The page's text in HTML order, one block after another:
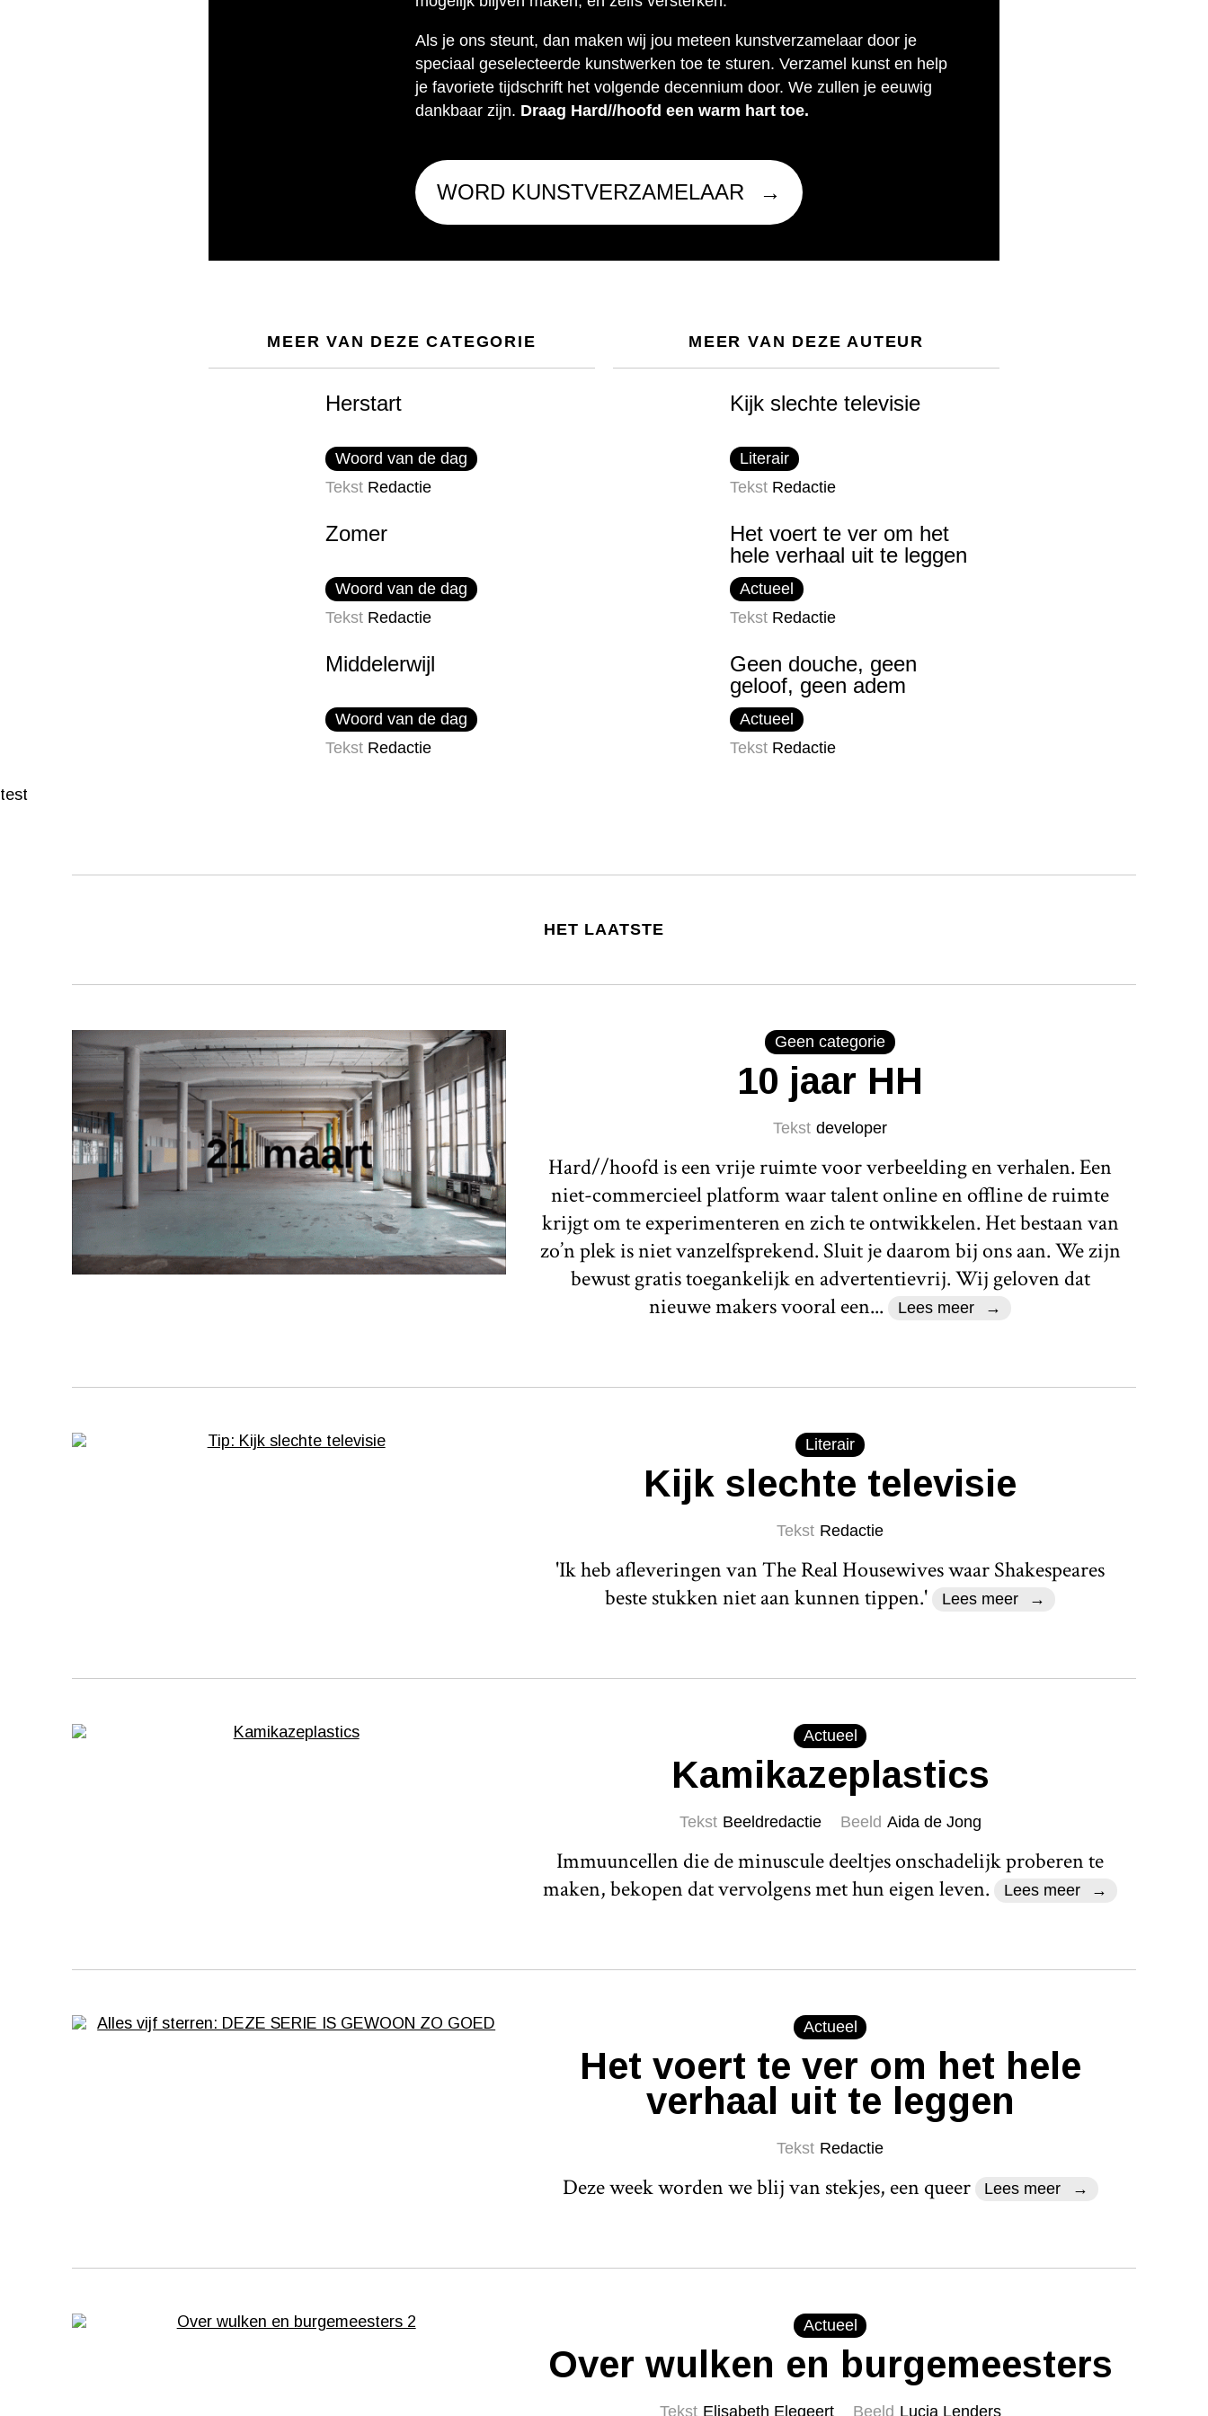
Als je ons steunt, dan maken wij jou meteen kunstverzamelaar door je
speciaal geselecteerde kunstwerken toe te sturen. Verzamel kunst en help
je favoriete tijdschrift het volgende decennium door. We zullen je eeuwig
dankbaar zijn. Draag Hard//hoofd een warm hart toe.
WORD KUNSTVERZAMELAAR
MEER VAN DEZE CATEGORIE
Herstart
Woord van de dag
Tekst Redactie
Zomer
Woord van de dag
Tekst Redactie
Middelerwijl
Woord van de dag
Tekst Redactie
MEER VAN DEZE AUTEUR
Kijk slechte televisie
Literair
Tekst Redactie
Het voert te ver om het
hele verhaal uit te leggen
Actueel
Tekst Redactie
Geen douche, geen
geloof, geen adem
Actueel
Tekst Redactie
test
HET LAATSTE
Geen categorie
10 jaar HH
Tekst developer
Hard//hoofd is een vrije ruimte voor verbeelding en verhalen. Een
niet-commercieel platform waar talent online en offline de ruimte
krijgt om te experimenteren en zich te ontwikkelen. Het bestaan van
zo’n plek is niet vanzelfsprekend. Sluit je daarom bij ons aan. We zijn
bewust gratis toegankelijk en advertentievrij. Wij geloven dat
nieuwe makers vooral een...
Lees meer
Literair
Kijk slechte televisie
Tekst Redactie
'Ik heb afleveringen van The Real Housewives waar Shakespeares
beste stukken niet aan kunnen tippen.'
Lees meer
Actueel
Kamikazeplastics
Tekst Beeldredactie Beeld Aida de Jong
Immuuncellen die de minuscule deeltjes onschadelijk proberen te
maken, bekopen dat vervolgens met hun eigen leven.
Lees meer
Actueel
Het voert te ver om het hele
verhaal uit te leggen
Tekst Redactie
Deze week worden we blij van stekjes, een queer Lees meer
Actueel
Over wulken en burgemeesters
Tekst Elisabeth Elegeert Beeld Lucia Lenders